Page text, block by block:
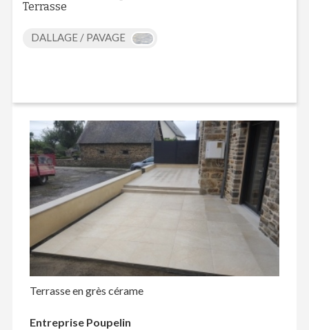
Terrasse
DALLAGE / PAVAGE
Terrasse en grès cérame
Entreprise Poupelin